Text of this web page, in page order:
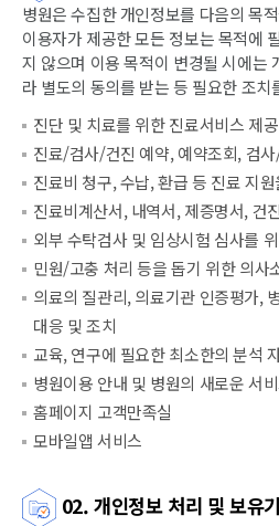
병원은 수집한 개인정보를 다음의 목
이용자가 제공한 모든 정보는 목적에
지 않으며 이용 목적이 변경될 시에는
라 별도의 동의를 받는 등 필요한 조치
진단 및 치료를 위한 진료서비스 제공
진료/검사/건진 예약, 예약조회, 검
진료비 청구, 수납, 환급 등 진료 지
진료비계산서, 내역서, 제증명서, 건
외부 수탁검사 및 임상시험 심사를
민원/고충 처리 등을 돕기 위한 의사
의료의 질관리, 의료기관 인증평가,
대응 및 조치
교육, 연구에 필요한 최소한의 분석
병원이용 안내 및 병원의 새로운 서
홈페이지 고객만족실
모바일앱 서비스
02. 개인정보 처리 및 보유